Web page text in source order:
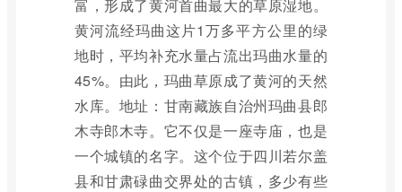
富，形成了黄河首曲最大的草原湿地。
黄河流经玛曲这片1万多平方公里的绿
地时，平均补充水量占流出玛曲水量的
45%。由此，玛曲草原成了黄河的天然
水库。地址：甘南藏族自治州玛曲县郎
木寺郎木寺。它不仅是一座寺庙，也是
一个城镇的名字。这个位于四川若尔盖
县和甘肃碌曲交界处的古镇，多少有些